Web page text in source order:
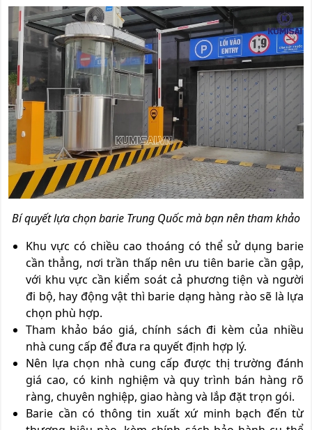
Bí quyết lựa chọn barie Trung Quốc mà bạn nên tham khảo
Khu vực có chiều cao thoáng có thể sử dụng barie
cần thẳng, nơi trần thấp nên ưu tiên barie cần gập,
với khu vực cần kiểm soát cả phương tiện và người
đi bộ, hay động vật thì barie dạng hàng rào sẽ là lựa
chọn phù hợp.
Tham khảo báo giá, chính sách đi kèm của nhiều
nhà cung cấp để đưa ra quyết định hợp lý.
Nên lựa chọn nhà cung cấp được thị trường đánh
giá cao, có kinh nghiệm và quy trình bán hàng rõ
ràng, chuyên nghiệp, giao hàng và lắp đặt trọn gói.
Barie cần có thông tin xuất xứ minh bạch đến từ